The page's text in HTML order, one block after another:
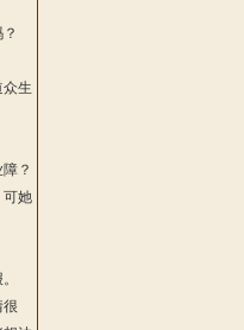
生
？
可她
很